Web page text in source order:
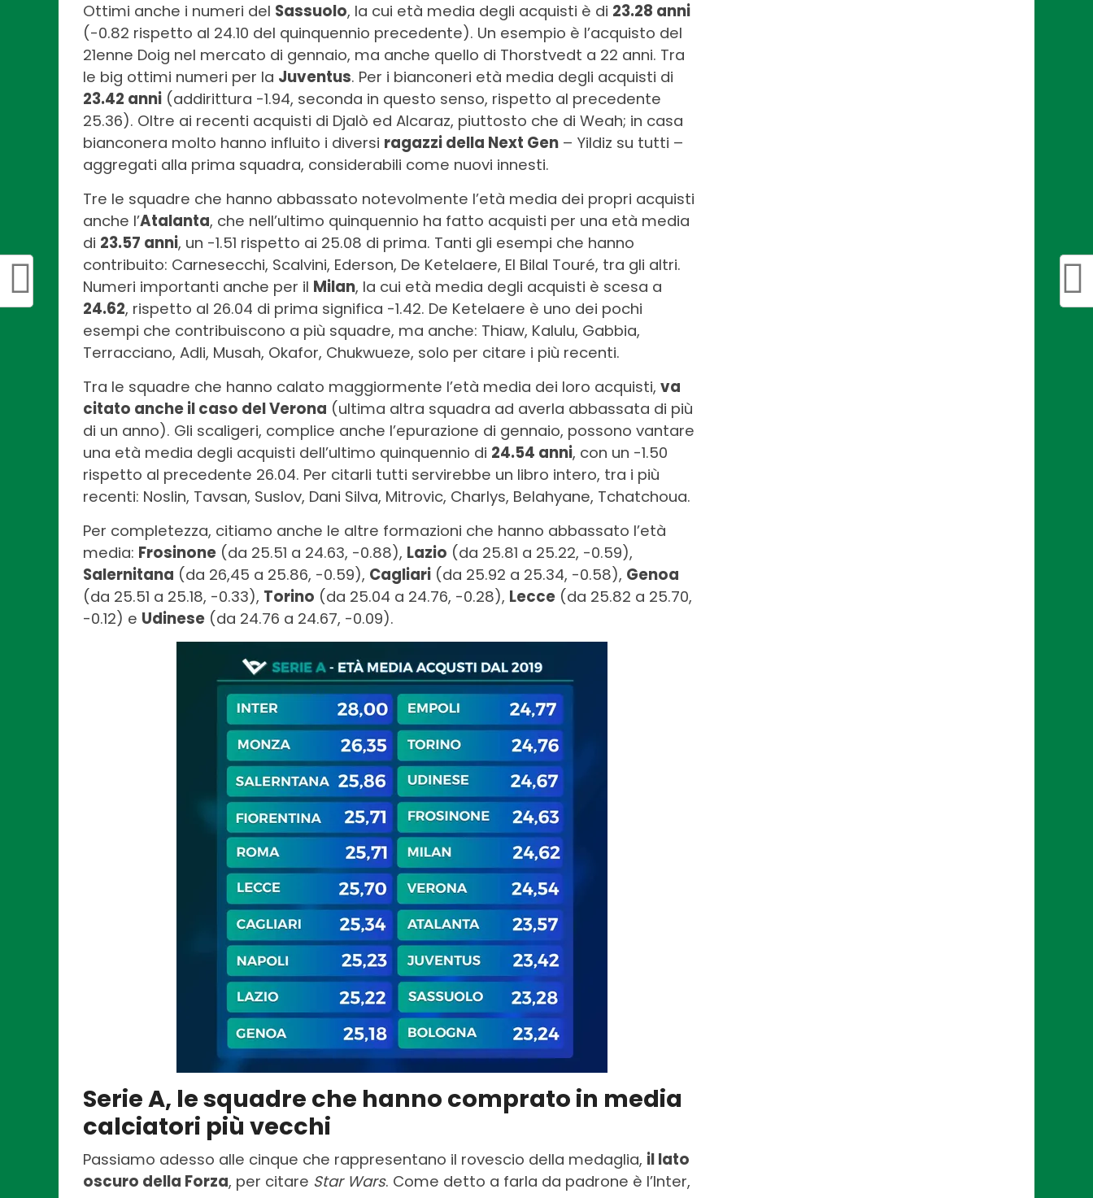
Ottimi anche i numeri del Sassuolo, la cui età media degli acquisti è di 23.28 anni
(-0.82 rispetto al 24.10 del quinquennio precedente). Un esempio è l’acquisto del
21enne Doig nel mercato di gennaio, ma anche quello di Thorstvedt a 22 anni. Tra
le big ottimi numeri per la Juventus. Per i bianconeri età media degli acquisti di
23.42 anni (addirittura -1.94, seconda in questo senso, rispetto al precedente
25.36). Oltre ai recenti acquisti di Djalò ed Alcaraz, piuttosto che di Weah; in casa
bianconera molto hanno influito i diversi ragazzi della Next Gen – Yildiz su tutti –
aggregati alla prima squadra, considerabili come nuovi innesti.
Tre le squadre che hanno abbassato notevolmente l’età media dei propri acquisti
anche l’Atalanta, che nell’ultimo quinquennio ha fatto acquisti per una età media
di 23.57 anni, un -1.51 rispetto ai 25.08 di prima. Tanti gli esempi che hanno
contribuito: Carnesecchi, Scalvini, Ederson, De Ketelaere, El Bilal Touré, tra gli altri.
Numeri importanti anche per il Milan, la cui età media degli acquisti è scesa a
24.62, rispetto al 26.04 di prima significa -1.42. De Ketelaere è uno dei pochi
esempi che contribuiscono a più squadre, ma anche: Thiaw, Kalulu, Gabbia,
Terracciano, Adli, Musah, Okafor, Chukwueze, solo per citare i più recenti.
Tra le squadre che hanno calato maggiormente l’età media dei loro acquisti, va
citato anche il caso del Verona (ultima altra squadra ad averla abbassata di più
di un anno). Gli scaligeri, complice anche l’epurazione di gennaio, possono vantare
una età media degli acquisti dell’ultimo quinquennio di 24.54 anni, con un -1.50
rispetto al precedente 26.04. Per citarli tutti servirebbe un libro intero, tra i più
recenti: Noslin, Tavsan, Suslov, Dani Silva, Mitrovic, Charlys, Belahyane, Tchatchoua.
Per completezza, citiamo anche le altre formazioni che hanno abbassato l’età
media: Frosinone (da 25.51 a 24.63, -0.88), Lazio (da 25.81 a 25.22, -0.59),
Salernitana (da 26,45 a 25.86, -0.59), Cagliari (da 25.92 a 25.34, -0.58), Genoa
(da 25.51 a 25.18, -0.33), Torino (da 25.04 a 24.76, -0.28), Lecce (da 25.82 a 25.70,
-0.12) e Udinese (da 24.76 a 24.67, -0.09).
Serie A, le squadre che hanno comprato in media
calciatori più vecchi
Passiamo adesso alle cinque che rappresentano il rovescio della medaglia, il lato
oscuro della Forza, per citare Star Wars. Come detto a farla da padrone è l’Inter,